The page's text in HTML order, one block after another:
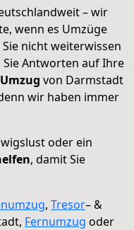
– wir
wenn es Umzüge
nicht weiterwissen
Antworten auf Ihre
von Darmstadt
wir haben immer
oder ein
, damit Sie
, Tresor– &
Fernumzug oder